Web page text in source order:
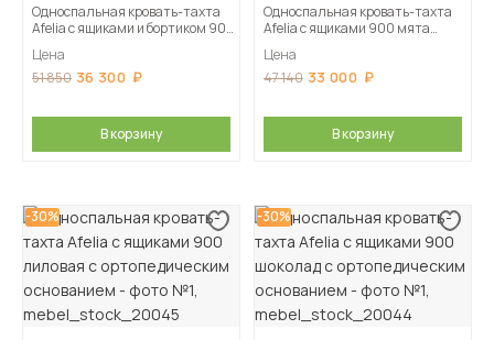
Односпальная кровать-тахта
Afelia с ящиками и бортиком 900
основанием
Цена
51 850 36 300
В корзину
Односпальная кровать-тахта
Afelia с ящиками 900 мята
основанием
Цена
47 140 33 000
В корзину
-30% -30%